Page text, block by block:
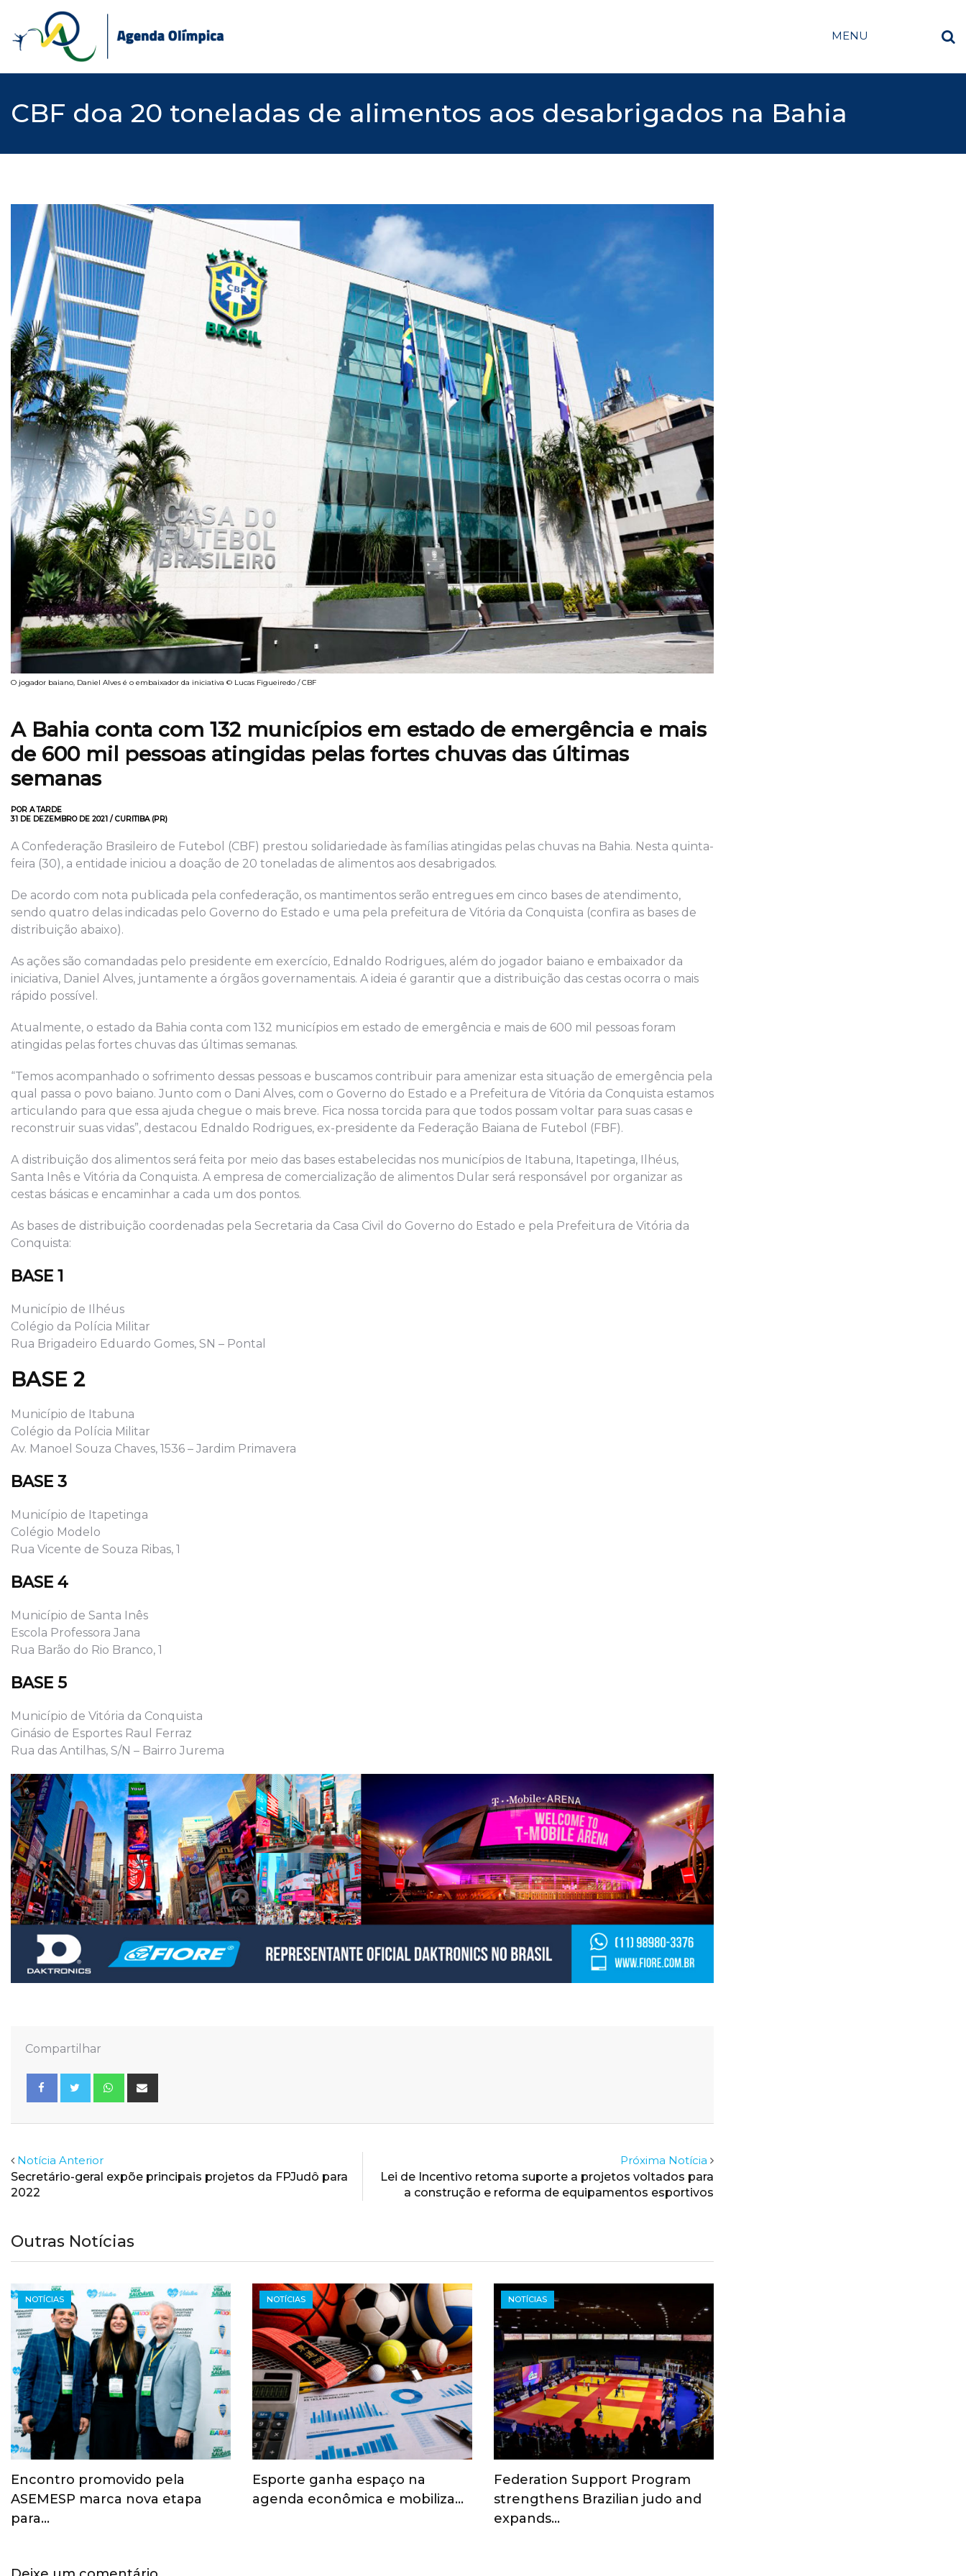
content
MENU
CBF doa 20 toneladas de alimentos aos desabrigados na Bahia
O jogador baiano, Daniel Alves é o embaixador da iniciativa © Lucas Figueiredo / CBF
A Bahia conta com 132 municípios em estado de emergência e mais
de 600 mil pessoas atingidas pelas fortes chuvas das últimas
semanas
POR A TARDE
31 DE DEZEMBRO DE 2021 / CURITIBA (PR)
A Confederação Brasileiro de Futebol (CBF) prestou solidariedade às famílias atingidas pelas chuvas na Bahia. Nesta quinta-
feira (30), a entidade iniciou a doação de 20 toneladas de alimentos aos desabrigados.
De acordo com nota publicada pela confederação, os mantimentos serão entregues em cinco bases de atendimento,
sendo quatro delas indicadas pelo Governo do Estado e uma pela prefeitura de Vitória da Conquista (confira as bases de
distribuição abaixo).
As ações são comandadas pelo presidente em exercício, Ednaldo Rodrigues, além do jogador baiano e embaixador da
iniciativa, Daniel Alves, juntamente a órgãos governamentais. A ideia é garantir que a distribuição das cestas ocorra o mais
rápido possível.
Atualmente, o estado da Bahia conta com 132 municípios em estado de emergência e mais de 600 mil pessoas foram
atingidas pelas fortes chuvas das últimas semanas.
“Temos acompanhado o sofrimento dessas pessoas e buscamos contribuir para amenizar esta situação de emergência pela
qual passa o povo baiano. Junto com o Dani Alves, com o Governo do Estado e a Prefeitura de Vitória da Conquista estamos
articulando para que essa ajuda chegue o mais breve. Fica nossa torcida para que todos possam voltar para suas casas e
reconstruir suas vidas”, destacou Ednaldo Rodrigues, ex-presidente da Federação Baiana de Futebol (FBF).
A distribuição dos alimentos será feita por meio das bases estabelecidas nos municípios de Itabuna, Itapetinga, Ilhéus,
Santa Inês e Vitória da Conquista. A empresa de comercialização de alimentos Dular será responsável por organizar as
cestas básicas e encaminhar a cada um dos pontos.
As bases de distribuição coordenadas pela Secretaria da Casa Civil do Governo do Estado e pela Prefeitura de Vitória da
Conquista:
BASE 1
Município de Ilhéus
Colégio da Polícia Militar
Rua Brigadeiro Eduardo Gomes, SN – Pontal
BASE 2
Município de Itabuna
Colégio da Polícia Militar
Av. Manoel Souza Chaves, 1536 – Jardim Primavera
BASE 3
Município de Itapetinga
Colégio Modelo
Rua Vicente de Souza Ribas, 1
BASE 4
Município de Santa Inês
Escola Professora Jana
Rua Barão do Rio Branco, 1
BASE 5
Município de Vitória da Conquista
Ginásio de Esportes Raul Ferraz
Rua das Antilhas, S/N – Bairro Jurema
Compartilhar
Whatsapp
Notícia Anterior
Secretário-geral expõe principais projetos da FPJudô para
2022
Próxima Notícia
Lei de Incentivo retoma suporte a projetos voltados para
a construção e reforma de equipamentos esportivos
Outras Notícias
NOTÍCIAS
Encontro promovido pela
ASEMESP marca nova etapa
para…
NOTÍCIAS
Esporte ganha espaço na
agenda econômica e mobiliza…
NOTÍCIAS
Federation Support Program
strengthens Brazilian judo and
expands…